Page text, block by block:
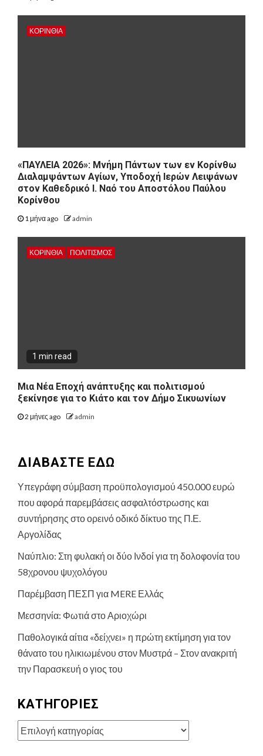
ΚΟΡΙΝΘΊΑ
«ΠΑΥΛΕΙΑ 2026»: Μνήμη Πάντων των εν Κορίνθω
Διαλαμψάντων Αγίων, Υποδοχή Ιερών Λειψάνων
στον Καθεδρικό Ι. Ναό του Αποστόλου Παύλου
Κορίνθου
1 μήνα ago admin
ΚΟΡΙΝΘΊΑ ΠΟΛΙΤΙΣΜΌΣ
1 min read
Μια Νέα Εποχή ανάπτυξης και πολιτισμού
ξεκίνησε για το Κιάτο και τον Δήμο Σικυωνίων
2 μήνες ago admin
ΔΙΑΒΑΣΤΕ ΕΔΩ
Υπεγράφη σύμβαση προϋπολογισμού 450.000 ευρώ
που αφορά παρεμβάσεις ασφαλτόστρωσης και
συντήρησης στο ορεινό οδικό δίκτυο της Π.Ε.
Αργολίδας
Ναύπλιο: Στη φυλακή οι δύο Ινδοί για τη δολοφονία του
58χρονου ψυχολόγου
Παρέμβαση ΠΕΣΠ για MERE Ελλάς
Μεσσηνία: Φωτιά στο Αριοχώρι
Παθολογικά αίτια «δείχνει» η πρώτη εκτίμηση για τον
θάνατο του ηλικιωμένου στον Μυστρά – Στον ανακριτή
την Παρασκευή ο γιος του
KΑΤΗΓΟΡΊΕΣ
Kατηγορίες